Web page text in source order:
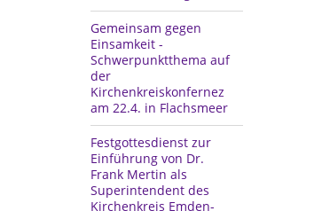
Gemeinsam gegen
Einsamkeit -
Schwerpunktthema auf
der
Kirchenkreiskonfernez
am 22.4. in Flachsmeer
Festgottesdienst zur
Einführung von Dr.
Frank Mertin als
Superintendent des
Kirchenkreis Emden-